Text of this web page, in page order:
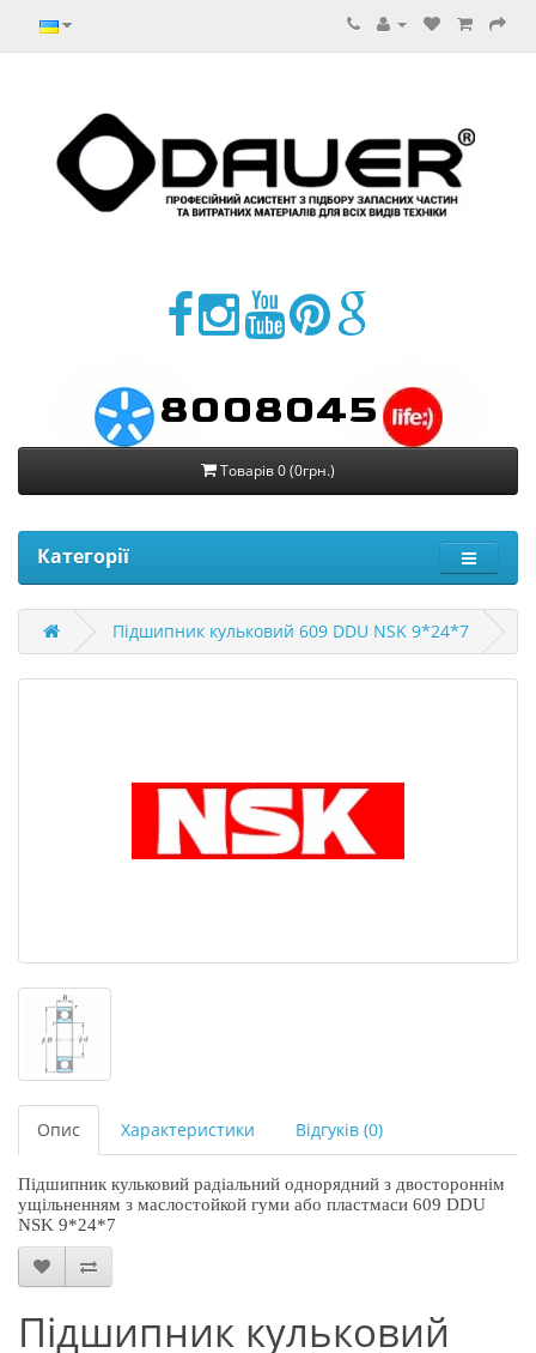
8008045
Товарів 0 (0грн.)
Категорії
Підшипник кульковий 609 DDU NSK 9*24*7
Опис Характеристики Відгуків (0)
Підшипник кульковий радіальний однорядний з двостороннім
ущільненням з маслостойкой гуми або пластмаси 609 DDU
NSK 9*24*7
Підшипник кульковий